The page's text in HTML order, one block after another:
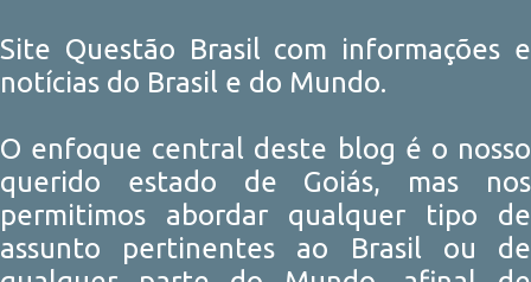
Site Questão Brasil com informações e
notícias do Brasil e do Mundo.
O enfoque central deste blog é o nosso
querido estado de Goiás, mas nos
permitimos abordar qualquer tipo de
assunto pertinentes ao Brasil ou de